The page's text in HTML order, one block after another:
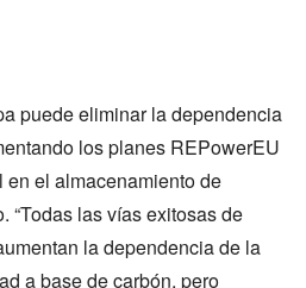
puede eliminar la dependencia
los planes REPowerEU
el almacenamiento de
“Todas las vías exitosas de
la dependencia de la
a base de carbón, pero